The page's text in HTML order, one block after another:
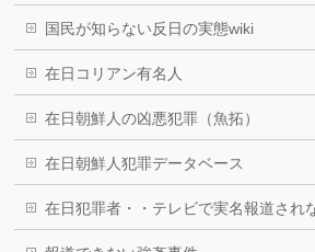
国民が知らない反日の実態wiki
在日コリアン有名人
在日朝鮮人の凶悪犯罪（魚拓）
在日朝鮮人犯罪データベース
在日犯罪者・・テレビで実名報道され